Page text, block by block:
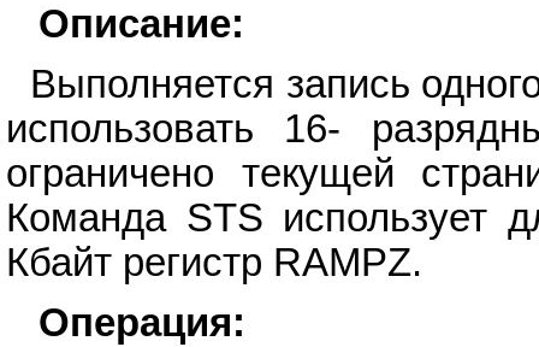
Описание:
Выполняется запись
использовать 16-
ограничено текущей
Команда STS использует
Кбайт регистр RAMPZ.
Операция: